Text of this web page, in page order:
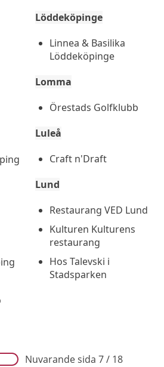
Löddeköpinge
Linnea & Basilika
Löddeköpinge
Lomma
Örestads Golfklubb
Luleå
Craft n'Draft
Lund
Restaurang VED Lund
Kulturen Kulturens
restaurang
Hos Talevski i
Stadsparken
Nuvarande sida 7 / 18